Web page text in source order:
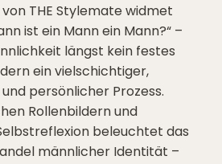
THE Stylemate widmet
ist ein Mann ein Mann?“ –
längst kein festes
ein vielschichtiger,
persönlicher Prozess.
Rollenbildern und
beleuchtet das
männlicher Identität –